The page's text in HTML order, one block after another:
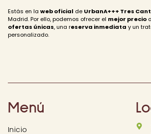
Estás en la web oficial de UrbanA+++ Tres
Madrid. Por ello, podemos ofrecer el mejor precio
ofertas únicas, una reserva inmediata y un
personalizado.
Menú
Inicio